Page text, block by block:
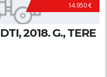
14.950 €
2018. G., TERE